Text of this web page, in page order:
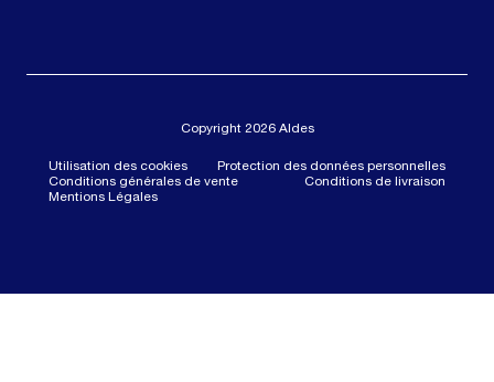
Copyright 2026 Aldes
Utilisation des cookies
Protection des données personnelles
Conditions générales de vente
Conditions de livraison
Mentions Légales